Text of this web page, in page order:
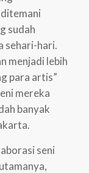
sudah
sehari-hari.
menjadi lebih
para artis”
mereka
banyak
seni